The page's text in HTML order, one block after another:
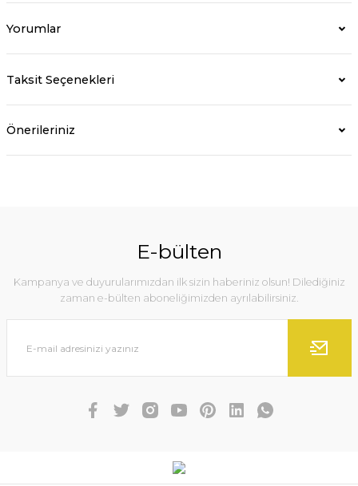
Yorumlar
Taksit Seçenekleri
Önerileriniz
E-bülten
Kampanya ve duyurularımızdan ilk sizin haberiniz olsun! Dilediğiniz
zaman e-bülten aboneliğimizden ayrılabilirsiniz.